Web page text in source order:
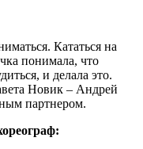
Кататься на
понимала, что
и делала это.
Новик – Андрей
партнером.